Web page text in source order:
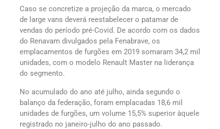
Caso se concretize a projeção da marca, o mercado
de large vans deverá reestabelecer o patamar de
vendas do período pré-Covid. De acordo com os dados
do Renavam divulgados pela Fenabrave, os
emplacamentos de furgões em 2019 somaram 34,2 mil
unidades, com o modelo Renault Master na liderança
do segmento.
No acumulado do ano até julho, ainda segundo o
balanço da federação, foram emplacadas 18,6 mil
unidades de furgões, um volume 15,5% superior àquele
registrado no janeiro-julho do ano passado.